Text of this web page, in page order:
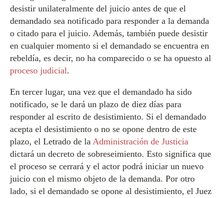
desistir unilateralmente del juicio antes de que el
demandado sea notificado para responder a la demanda
o citado para el juicio. Además, también puede desistir
en cualquier momento si el demandado se encuentra en
rebeldía, es decir, no ha comparecido o se ha opuesto al
proceso judicial.
En tercer lugar, una vez que el demandado ha sido
notificado, se le dará un plazo de diez días para
responder al escrito de desistimiento. Si el demandado
acepta el desistimiento o no se opone dentro de este
plazo, el Letrado de la Administración de Justicia
dictará un decreto de sobreseimiento. Esto significa que
el proceso se cerrará y el actor podrá iniciar un nuevo
juicio con el mismo objeto de la demanda. Por otro
lado, si el demandado se opone al desistimiento, el Juez